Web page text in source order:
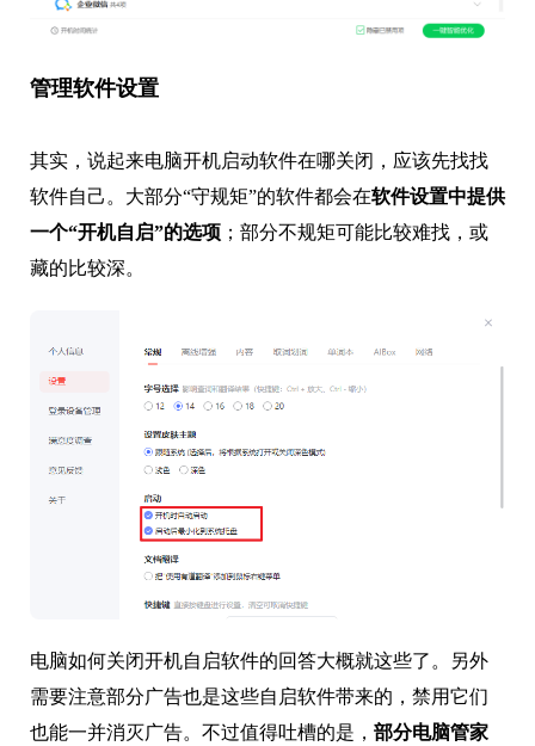
管理软件设置
其实，说起来电脑开机启动软件在哪关闭，应该先找找
软件自己。大部分“守规矩”的软件都会在软件设置中提供
一个“开机自启”的选项 ；部分不规矩可能比较难找，或
藏的比较深。
电脑如何关闭开机自启软件的回答大概就这些了。另外
需要注意部分广告也是这些自启软件带来的，禁用它们
也能一并消灭广告。不过值得吐槽的是， 部分电脑管家